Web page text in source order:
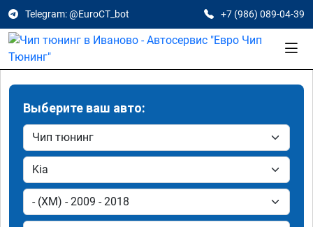
Telegram: @EuroCT_bot +7 (986) 089-04-39
Выберите ваш авто: